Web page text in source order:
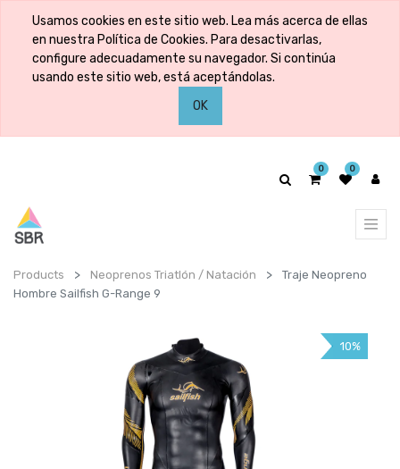
Usamos cookies en este sitio web. Lea más acerca de ellas
en nuestra Política de Cookies. Para desactivarlas,
configure adecuadamente su navegador. Si continúa
usando este sitio web, está aceptándolas.
OK
0 0
Products Neoprenos Triatlón / Natación
Traje Neopreno
Hombre Sailfish G-Range 9
10%